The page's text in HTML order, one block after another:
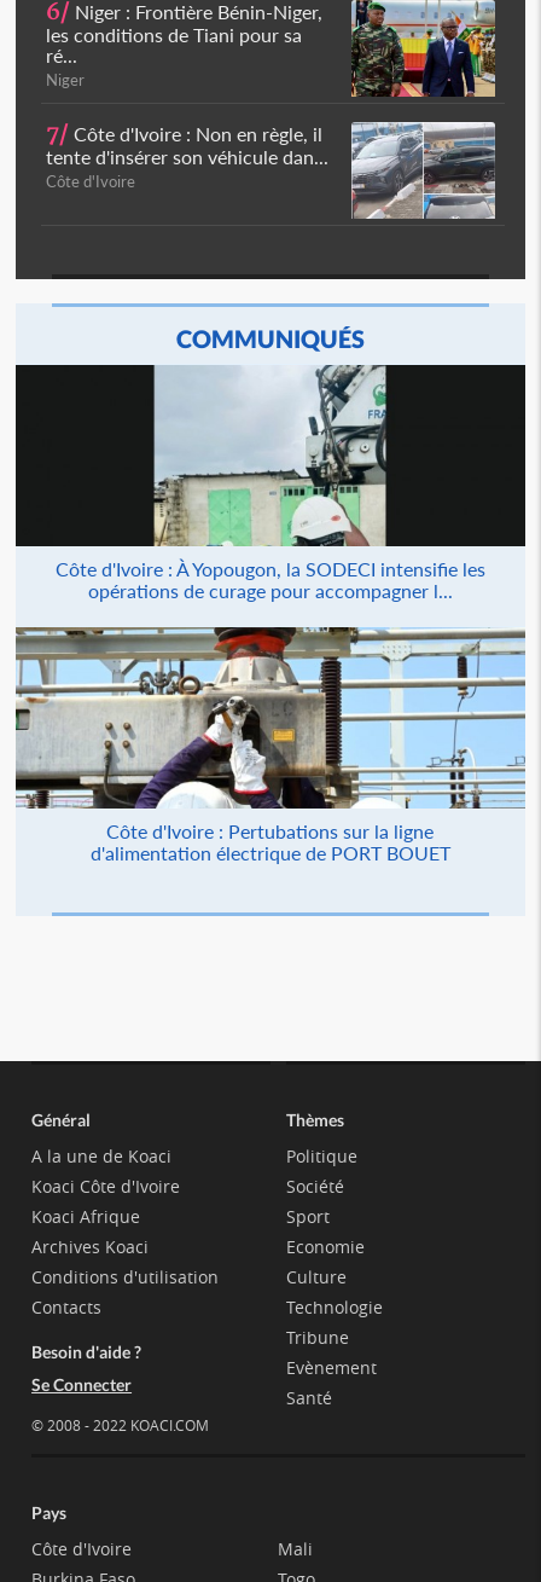
6/ Niger : Frontière Bénin-Niger,
les conditions de Tiani pour sa
ré...
Niger
7/ Côte d'Ivoire : Non en règle, il
tente d'insérer son véhicule dan...
Côte d'Ivoire
COMMUNIQUÉS
Côte d'Ivoire : À Yopougon, la SODECI intensifie les
opérations de curage pour accompagner l...
Côte d'Ivoire : Pertubations sur la ligne
d'alimentation électrique de PORT BOUET
Général
A la une de Koaci
Koaci Côte d'Ivoire
Koaci Afrique
Archives Koaci
Conditions d'utilisation
Contacts
Besoin d'aide ?
Se Connecter
© 2008 - 2022 KOACI.COM
Thèmes
Politique
Société
Sport
Economie
Culture
Technologie
Tribune
Evènement
Santé
Pays
Côte d'Ivoire
Mali